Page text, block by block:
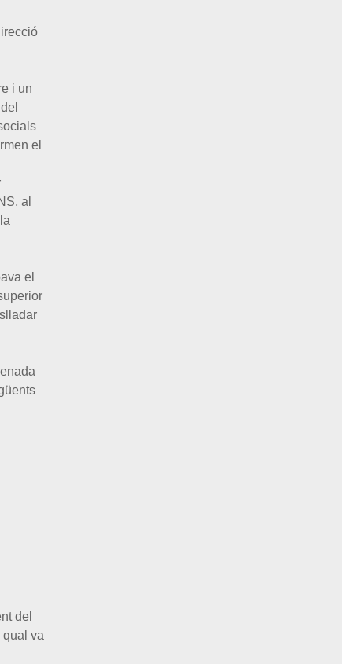
i un
el
al
el
del
qual va